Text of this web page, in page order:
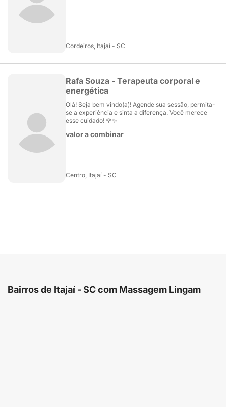
Cordeiros, Itajaí - SC
Rafa Souza - Terapeuta corporal e
energética
Olá! Seja bem vindo(a)! Agende sua sessão, permita-
se a experiência e sinta a diferença. Você merece
esse cuidado! 🌹✨️
valor a combinar
Centro, Itajaí - SC
Bairros de Itajaí - SC com Massagem Lingam